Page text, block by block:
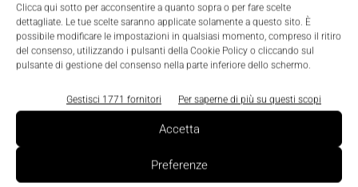
Clicca qui sotto per acconsentire a quanto sopra o per fare scelte
dettagliate. Le tue scelte saranno applicate solamente a questo sito. È
possibile modificare le impostazioni in qualsiasi momento, compreso il ritiro
del consenso, utilizzando i pulsanti della Cookie Policy o cliccando sul
pulsante di gestione del consenso nella parte inferiore dello schermo.
Gestisci 1771 fornitori Per saperne di più su questi scopi
Accetta
Preferenze
LEGGI LA RIVISTA ⇢